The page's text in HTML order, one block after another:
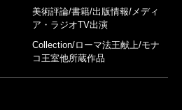
美術評論/書籍/出版情報/メディ
ア・ラジオTV出演
Collection/ローマ法王献上/モナ
コ王室他所蔵作品